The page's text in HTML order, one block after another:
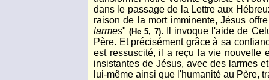
dans le passage de la Lettre aux
raison de la mort imminente, Jésus
larmes" (He 5, 7). Il invoque l'aide de
Père. Et précisément grâce à sa
est ressuscité, il a reçu la vie nouvelle
insistantes de Jésus, avec des larmes
lui-même ainsi que l'humanité au Père,